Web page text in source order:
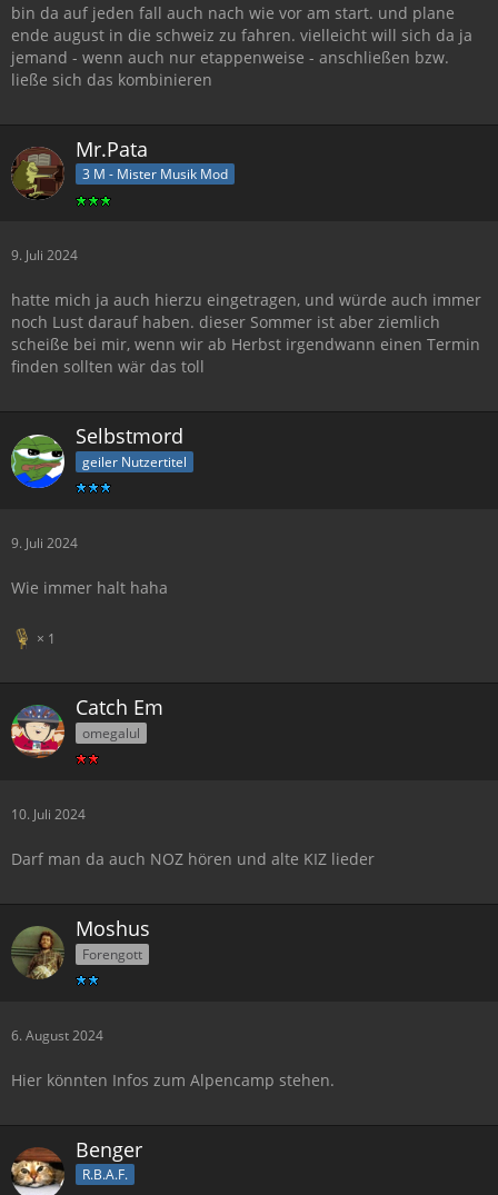
bin da auf jeden fall auch nach wie vor am start. und plane
ende august in die schweiz zu fahren. vielleicht will sich da ja
jemand - wenn auch nur etappenweise - anschließen bzw.
ließe sich das kombinieren
Mr.Pata
3 M - Mister Musik Mod
9. Juli 2024
hatte mich ja auch hierzu eingetragen, und würde auch immer
noch Lust darauf haben. dieser Sommer ist aber ziemlich
scheiße bei mir, wenn wir ab Herbst irgendwann einen Termin
finden sollten wär das toll
Selbstmord
geiler Nutzertitel
9. Juli 2024
Wie immer halt haha
1
Catch Em
omegalul
10. Juli 2024
Darf man da auch NOZ hören und alte KIZ lieder
Moshus
Forengott
6. August 2024
Hier könnten Infos zum Alpencamp stehen.
Benger
R.B.A.F.